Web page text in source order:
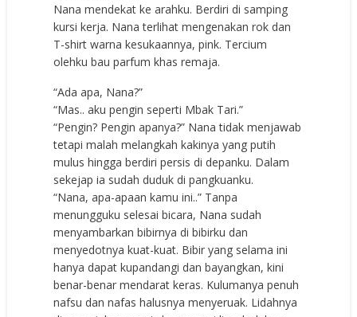
Nana mendekat ke arahku. Berdiri di samping
kursi kerja. Nana terlihat mengenakan rok dan
T-shirt warna kesukaannya, pink. Tercium
olehku bau parfum khas remaja.
“Ada apa, Nana?”
“Mas.. aku pengin seperti Mbak Tari.”
“Pengin? Pengin apanya?” Nana tidak menjawab
tetapi malah melangkah kakinya yang putih
mulus hingga berdiri persis di depanku. Dalam
sekejap ia sudah duduk di pangkuanku.
“Nana, apa-apaan kamu ini..” Tanpa
menungguku selesai bicara, Nana sudah
menyambarkan bibirnya di bibirku dan
menyedotnya kuat-kuat. Bibir yang selama ini
hanya dapat kupandangi dan bayangkan, kini
benar-benar mendarat keras. Kulumanya penuh
nafsu dan nafas halusnya menyeruak. Lidahnya